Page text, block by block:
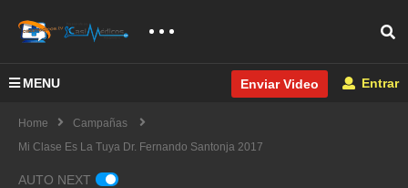
MENU Enviar Video Entrar
Home
Campañas
Mi Clase Es La Tuya Dr. Fernando Santonja 2017
AUTO NEXT